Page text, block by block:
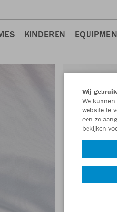
KINDEREN
Wij
We kunnen
website te
een zo
bekijken